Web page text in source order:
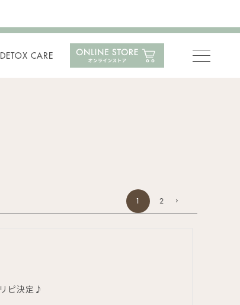
DETOX CARE
1 2
ピ決定♪